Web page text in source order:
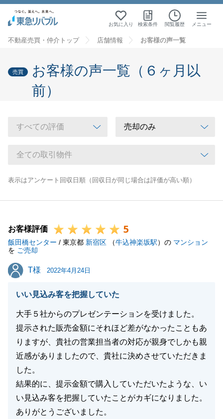
お気に入り 検索条件 閲覧履歴 メニュー
不動産売買・仲介トップ 店舗情報 お客様の声一覧
売買
お客様の声一覧（６ヶ月以
前）
表示はアンケート回収日順（回収日が同じ場合は評価が高い順）
お客様評価 5
飯田橋センター / 東京都 新宿区 （牛込神楽坂駅）の マンション
を ご売却
T様
T様 2022年4月24日
いい見込み客を把握していた
大手５社からのプレゼンテーションを受けました。
提示された販売金額にそれほど差がなかったこともあ
りますが、貴社の営業担当者の対応が親身でしかも親
近感がありましたので、貴社に決めさせていただきま
した。
結果的に、提示金額で購入していただいたような、い
い見込み客を把握していたことがカギになりました。
ありがとうございました。